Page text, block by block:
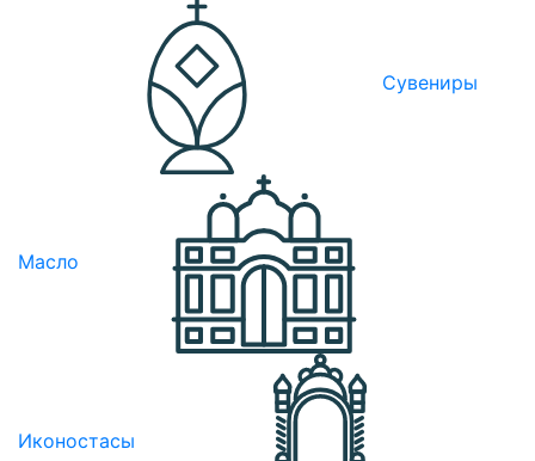
Сувениры
Масло
Иконостасы